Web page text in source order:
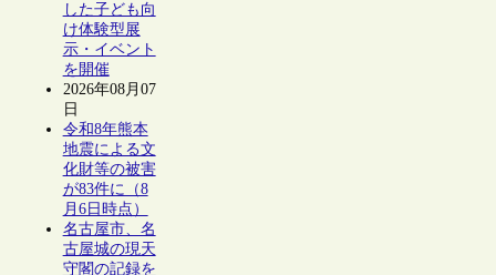
した子ども向
け体験型展
示・イベント
を開催
2026年08月07
日
令和8年熊本
地震による文
化財等の被害
が83件に（8
月6日時点）
名古屋市、名
古屋城の現天
守閣の記録を